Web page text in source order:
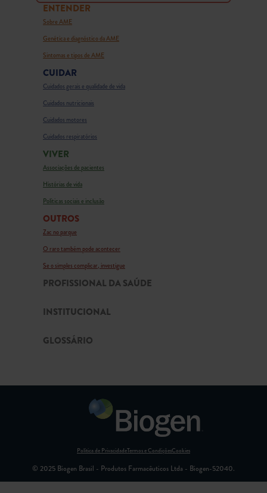
ENTENDER
Sobre AME
Genética e diagnóstico da AME
Sintomas e tipos de AME
CUIDAR
Cuidados gerais e qualidade de vida
Cuidados nutricionais
Cuidados motores
Cuidados respiratórios
VIVER
Associações de pacientes
Histórias de vida
Políticas sociais e inclusão
OUTROS
Zac no parque
O raro também pode acontecer
Se o simples complicar, investigue
PROFISSIONAL DA SAÚDE
INSTITUCIONAL
GLOSSÁRIO
Política de PrivacidadeTermos e CondiçõesCookies
© 2025 Biogen Brasil - Produtos Farmacêuticos Ltda - Biogen-52040.